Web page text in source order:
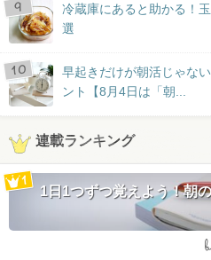
冷蔵庫にあると助かる！
選
早起きだけが朝活じゃな
ント【8月4日は「朝...
連載ランキング
1日1つずつ覚えよう！朝